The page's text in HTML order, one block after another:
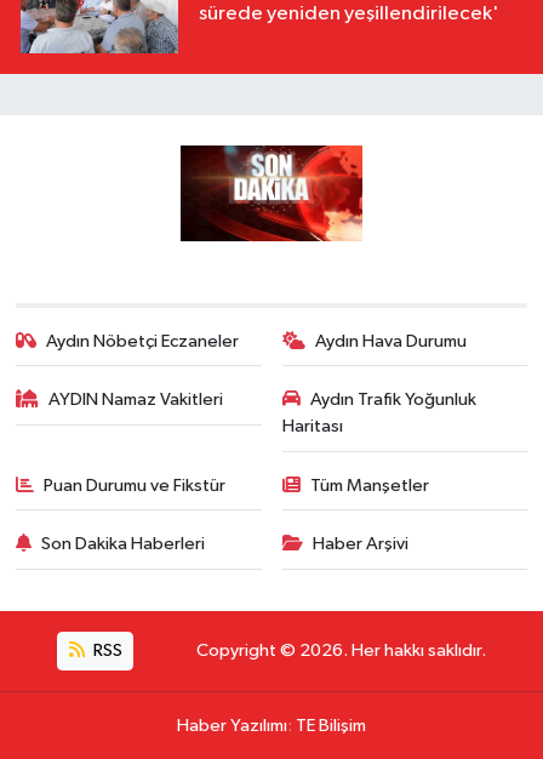
sürede yeniden yeşillendirilecek'
Aydın Nöbetçi Eczaneler Aydın Hava Durumu
AYDIN Namaz Vakitleri
Aydın Trafik Yoğunluk
Haritası
Puan Durumu ve Fikstür Tüm Manşetler
Son Dakika Haberleri Haber Arşivi
RSS Copyright © 2026. Her hakkı saklıdır.
Haber Yazılımı: TE Bilişim